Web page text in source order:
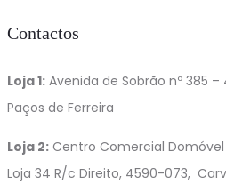
Contactos
Loja 1: Avenida de Sobrão nº 385
Paços de Ferreira
Loja 2: Centro Comercial
Loja 34 R/c Direito, 4590-073,